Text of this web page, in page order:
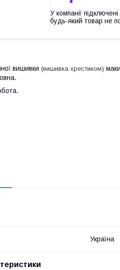
У компанії
будь-який товар не
вишивки (вишивка хрестиком)
Україна